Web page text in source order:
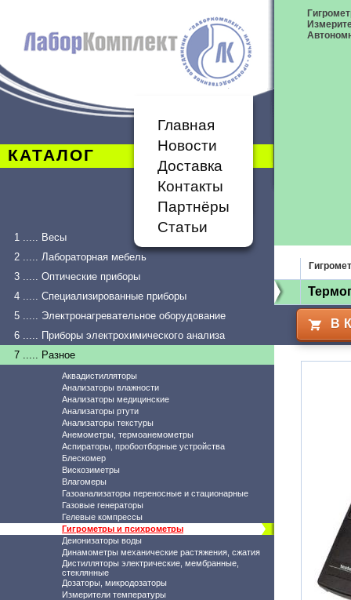
КАТАЛОГ
Главная
Новости
Доставка
Контакты
Партнёры
Статьи
1 ..... Весы
2 ..... Лабораторная мебель
3 ..... Оптические приборы
4 ..... Специализированные приборы
5 ..... Электронагревательное оборудование
6 ..... Приборы электрохимического анализа
7 ..... Разное
Аквадистилляторы
Анализаторы влажности
Анализаторы медицинские
Анализаторы ртути
Анализаторы текстуры
Анемометры, термоанемометры
Аспираторы, пробоотборные устройства
Блескомер
Вискозиметры
Влагомеры
Газоанализаторы переносные и стационарные
Газовые генераторы
Гелевые компрессы
Гигрометры и психрометры
Деионизаторы воды
Динамометры механические растяжения, сжатия
Дистилляторы электрические, мембранные,
стеклянные
Дозаторы, микродозаторы
Измерители температуры
В